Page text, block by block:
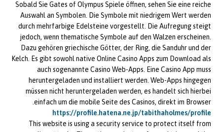
Sobald Sie Gates of Olympus Spiele öffnen, sehen Sie eine reiche
Auswahl an Symbolen. Die Symbole mit niedrigem Wert werden
durch mehrfarbige Edelsteine vorgestellt. Die Aufregung steigt
jedoch, wenn thematische Symbole auf den Walzen erscheinen.
Dazu gehören griechische Götter, der Ring, die Sanduhr und der
Kelch. Es gibt sowohl native Online Casino Apps zum Download als
auch sogenannte Casino Web-Apps. Eine Casino App muss
heruntergeladen und installiert werden. Web-Apps hingegen
müssen nicht heruntergeladen werden, es handelt sich hierbei
einfach um die mobile Seite des Casinos, direkt im Browser.
https://profile.hatena.ne.jp/tabithaholmes/profile
This website is using a security service to protect itself from